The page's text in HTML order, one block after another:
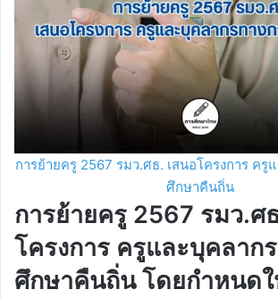
การย้ายครู 2567 รมว.ศธ. เสนอโครงการ ครู
ศึกษาคืนถิ่น
การย้ายครู 2567 รมว.ศ
โครงการ ครูและบุคลาก
ศึกษาคืนถิ่น โดยกำหนด